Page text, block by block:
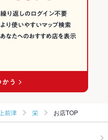
本酒充実、ワイン充実
前津 栄 お店TOP